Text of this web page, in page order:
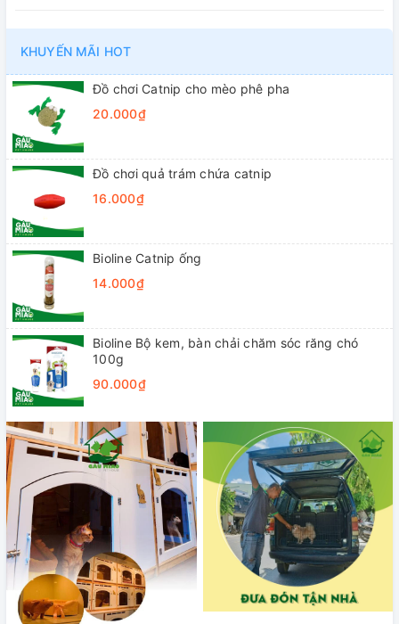
KHUYẾN MÃI HOT
Đồ chơi Catnip cho mèo phê pha
20.000₫
Đồ chơi quả trám chứa catnip
16.000₫
Bioline Catnip ống
14.000₫
Bioline Bộ kem, bàn chải chăm sóc răng chó
100g
90.000₫